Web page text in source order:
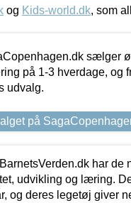
og Kids-world.dk, som
sælger
på 1-3 hverdage, og
udvalg.
på
har de
udvikling og læring.
og deres legetøj giver